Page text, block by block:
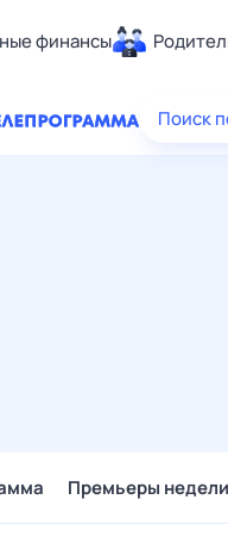
финансы
Поиск
Премьеры недели